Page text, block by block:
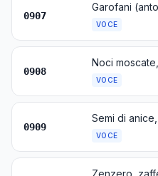
0907
Garofani
VOCE
0908
VOCE
0909
VOCE